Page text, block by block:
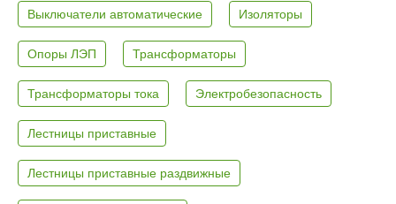
Выключатели автоматические Изоляторы
Опоры ЛЭП Трансформаторы
Трансформаторы тока Электробезопасность
Лестницы приставные
Лестницы приставные раздвижные